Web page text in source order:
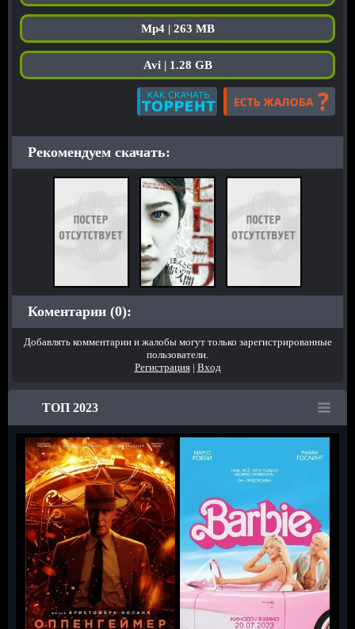
Mp4 | 263 MB
Avi | 1.28 GB
Рекомендуем скачать:
Коментарии (0):
Добавлять комментарии и жалобы могут только зарегистрированные
пользователи.
Регистрация| Вход
ТОП 2023